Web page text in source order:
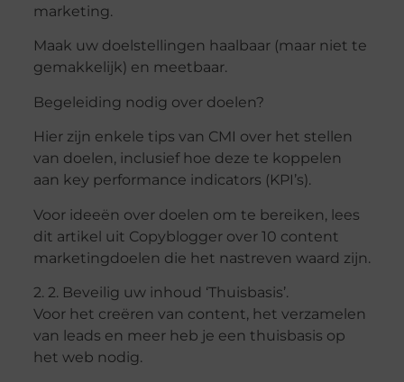
marketing.
Maak uw doelstellingen haalbaar (maar niet te
gemakkelijk) en meetbaar.
Begeleiding nodig over doelen?
Hier zijn enkele tips van CMI over het stellen
van doelen, inclusief hoe deze te koppelen
aan key performance indicators (KPI’s).
Voor ideeën over doelen om te bereiken, lees
dit artikel uit Copyblogger over 10 content
marketingdoelen die het nastreven waard zijn.
2. 2. Beveilig uw inhoud ‘Thuisbasis’.
Voor het creëren van content, het verzamelen
van leads en meer heb je een thuisbasis op
het web nodig.